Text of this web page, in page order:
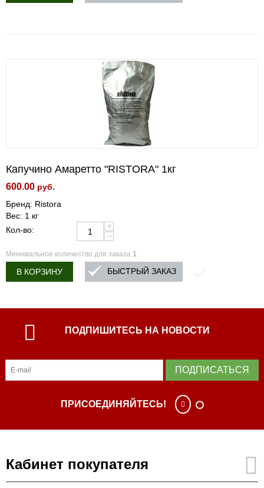
Капучино Амаретто "RISTORA" 1кг
600.00 руб.
Бренд: Ristora
Вес: 1 кг
Кол-во:
+
−
Минимальное количество для заказа 1.
В КОРЗИНУ БЫСТРЫЙ ЗАКАЗ
ПОДПИШИТЕСЬ НА НОВОСТИ
ПОДПИСАТЬСЯ
ПРИСОЕДИНЯЙТЕСЬ!
Кабинет покупателя